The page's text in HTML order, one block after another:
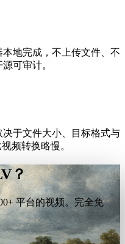
地完成，不上传文件、不
可审计。
于文件大小、目标格式与
频转换略慢。
？
平台的视频。完全免